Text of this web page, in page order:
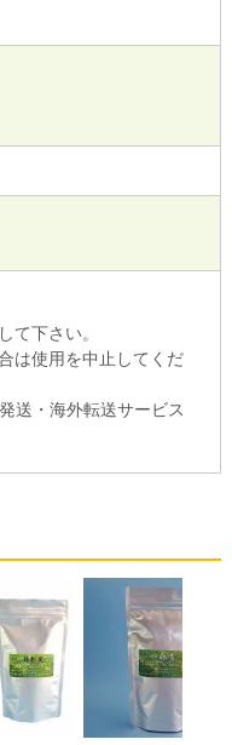
て下さい。
は使用を中止してくだ
送・海外転送サービス